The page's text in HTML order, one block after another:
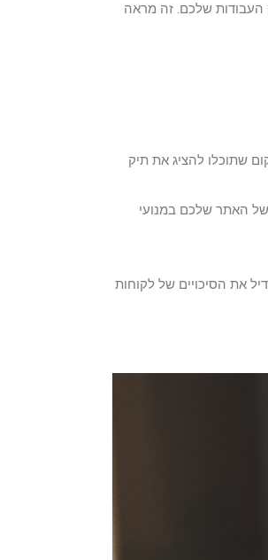
העבודות שלכם. זה מראה
שתוכלו להציג את תיק
האתר שלכם במנועי
את הסיכויים של לקוחות